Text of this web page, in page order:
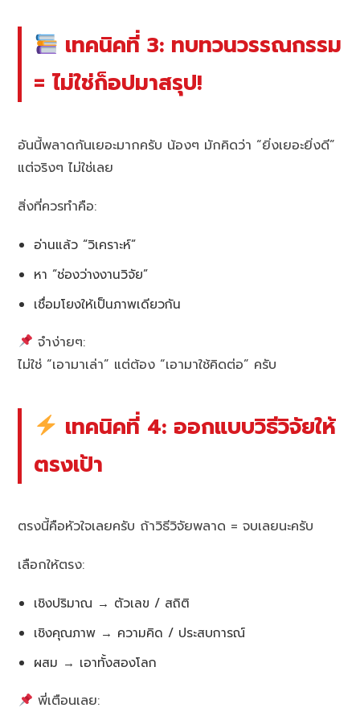
เทคนิคที่ 3: ทบทวนวรรณกรรม
= ไม่ใช่ก็อปมาสรุป!
อันนี้พลาดกันเยอะมากครับ น้องๆ มักคิดว่า “ยิ่งเยอะยิ่งดี”
แต่จริงๆ ไม่ใช่เลย
สิ่งที่ควรทำคือ:
อ่านแล้ว “วิเคราะห์”
หา “ช่องว่างงานวิจัย”
เชื่อมโยงให้เป็นภาพเดียวกัน
จำง่ายๆ:
ไม่ใช่ “เอามาเล่า” แต่ต้อง “เอามาใช้คิดต่อ” ครับ
เทคนิคที่ 4: ออกแบบวิธีวิจัยให้
ตรงเป้า
ตรงนี้คือหัวใจเลยครับ ถ้าวิธีวิจัยพลาด = จบเลยนะครับ
เลือกให้ตรง:
เชิงปริมาณ → ตัวเลข / สถิติ
เชิงคุณภาพ → ความคิด / ประสบการณ์
ผสม → เอาทั้งสองโลก
พี่เตือนเลย: